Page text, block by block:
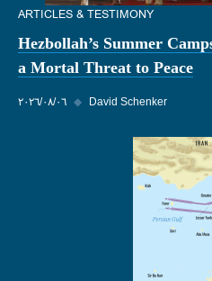
ARTICLES & TESTIMONY
Hezbollah’s Summer
a Mortal Threat to Peace
٠٦‏/٠٨‏/٢٠٢٦ ◆ David Schenker